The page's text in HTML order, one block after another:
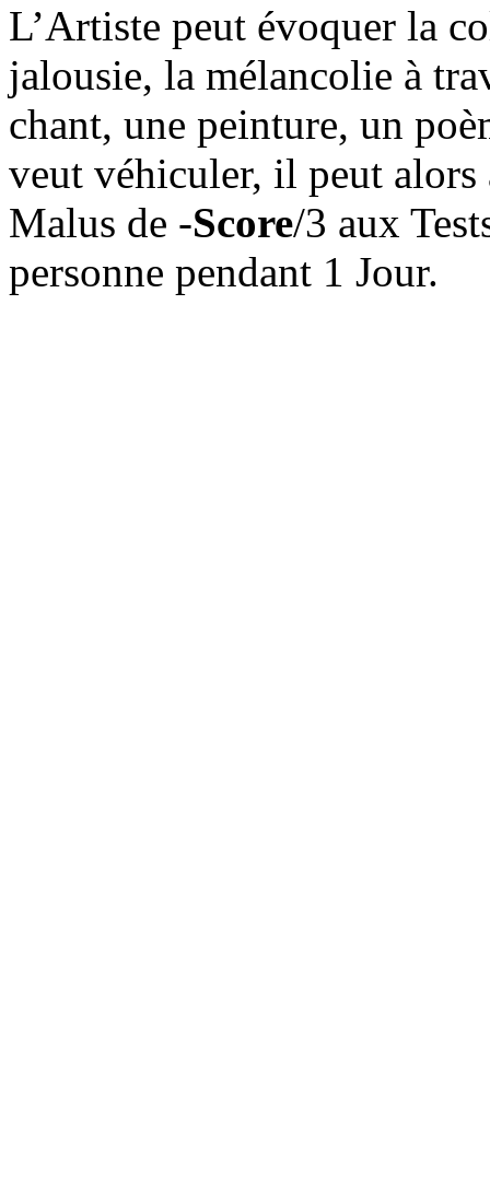
L’Artiste peut évoquer la
jalousie, la mélancolie à
chant, une peinture, un
veut véhiculer, il peut
Malus de -Score/3 aux
personne pendant 1 Jour.